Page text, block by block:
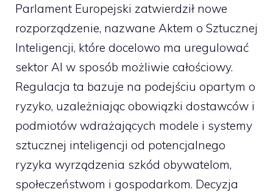
Parlament Europejski zatwierdził nowe
rozporządzenie, nazwane Aktem o Sztucznej
Inteligencji, które docelowo ma uregulować
sektor AI w sposób możliwie całościowy.
Regulacja ta bazuje na podejściu opartym o
ryzyko, uzależniając obowiązki dostawców i
podmiotów wdrażających modele i systemy
sztucznej inteligencji od potencjalnego
ryzyka wyrządzenia szkód obywatelom,
społeczeństwom i gospodarkom. Decyzja